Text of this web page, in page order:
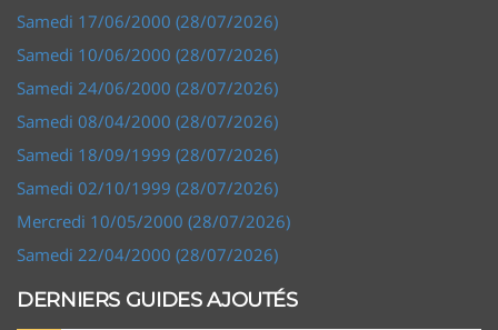
Samedi 17/06/2000 (28/07/2026)
Samedi 10/06/2000 (28/07/2026)
Samedi 24/06/2000 (28/07/2026)
Samedi 08/04/2000 (28/07/2026)
Samedi 18/09/1999 (28/07/2026)
Samedi 02/10/1999 (28/07/2026)
Mercredi 10/05/2000 (28/07/2026)
Samedi 22/04/2000 (28/07/2026)
DERNIERS GUIDES AJOUTÉS